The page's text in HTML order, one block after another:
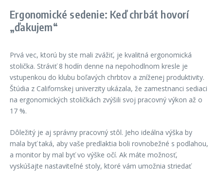
Ergonomické sedenie: Keď chrbát hovorí
„ďakujem“
Prvá vec, ktorú by ste mali zvážiť, je kvalitná ergonomická
stolička. Stráviť 8 hodín denne na nepohodlnom kresle je
vstupenkou do klubu boľavých chrbtov a zníženej produktivity.
Štúdia z Californskej univerzity ukázala, že zamestnanci sediaci
na ergonomických stoličkách zvýšili svoj pracovný výkon až o
17 %.
Dôležitý je aj správny pracovný stôl. Jeho ideálna výška by
mala byť taká, aby vaše predlaktia boli rovnobežné s podlahou,
a monitor by mal byť vo výške očí. Ak máte možnosť,
vyskúšajte nastaviteľné stoly, ktoré vám umožnia striedať